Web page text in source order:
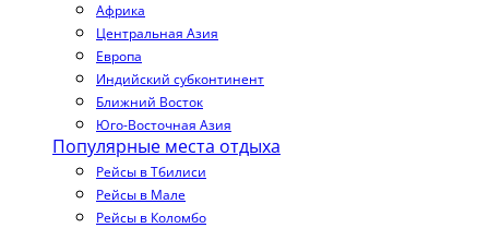
Африка
Центральная Азия
Европа
Индийский субконтинент
Ближний Восток
Юго-Восточная Азия
Популярные места отдыха
Рейсы в Тбилиси
Рейсы в Мале
Рейсы в Коломбо